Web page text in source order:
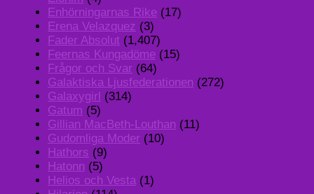
Enhörningarnas Rike (17)
Erena Velazquez (3)
Fader Absolut (1,407)
Feernas Kungadöme (15)
Frågor och Svar (64)
Galaktiska Ljusfederationen (272)
Galaxygirl (314)
Gatum (5)
Gillian MacBeth-Louthan (11)
Gudomliga Moder (10)
Hathors (9)
Hatonn (5)
Helios och Vesta (1)